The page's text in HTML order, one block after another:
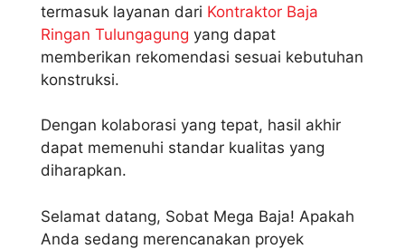
termasuk layanan dari Kontraktor Baja
Ringan Tulungagung yang dapat
memberikan rekomendasi sesuai kebutuhan
konstruksi.
Dengan kolaborasi yang tepat, hasil akhir
dapat memenuhi standar kualitas yang
diharapkan.
Selamat datang, Sobat Mega Baja! Apakah
Anda sedang merencanakan proyek